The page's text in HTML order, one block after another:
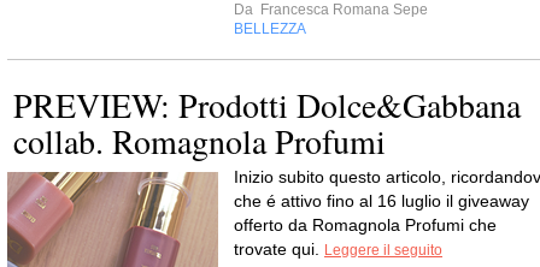
Da Francesca Romana Sepe
BELLEZZA
PREVIEW: Prodotti Dolce&Gabbana
collab. Romagnola Profumi
Inizio subito questo articolo,
che é attivo fino al 16 luglio il giveaway
offerto da Romagnola Profumi che
trovate qui.
Leggere il seguito